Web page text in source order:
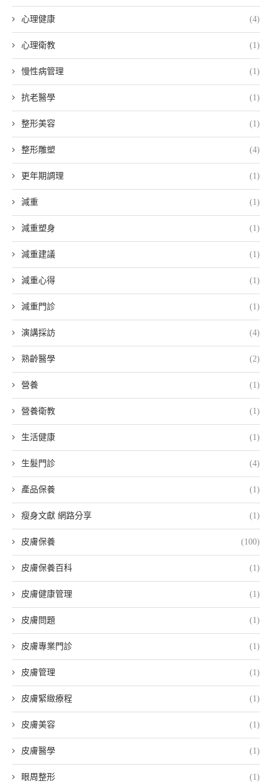
心理健康 (4)
心理衛教 (1)
慢性病管理 (1)
抗老醫學 (1)
整形美容 (1)
整形雕塑 (4)
更年期調理 (1)
減重 (1)
減重塑身 (1)
減重建議 (1)
減重心得 (1)
減重門診 (1)
演講採訪 (4)
熟齡醫學 (2)
營養 (1)
營養衛教 (1)
生活健康 (1)
生髮門診 (4)
產品保養 (1)
瘦身文獻 網路分享 (1)
皮膚保養 (100)
皮膚保養百科 (1)
皮膚健康管理 (1)
皮膚問題 (1)
皮膚專業門診 (1)
皮膚管理 (1)
皮膚緊緻療程 (1)
皮膚美容 (1)
皮膚醫學 (1)
眼周整形 (1)